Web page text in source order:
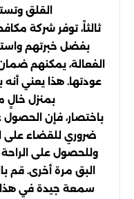
القلق
ثالثاً، توفر شركة
بفضل خبرتهم
الفعالة، يمكنهم
عودتها. هذا يعني
بمنزل خالٍ
باختصار، فإن
ضروري للقضاء
وللحصول على
البق مرة أخرى. قم
سمعة جيدة في